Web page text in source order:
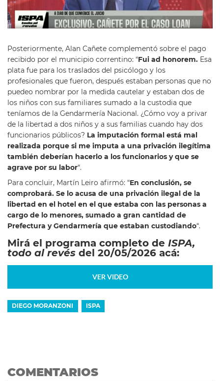
Posteriormente, Alan Cañete complementó sobre el pago
recibido por el municipio correntino: “Fui ad honorem. Esa
plata fue para los traslados del psicólogo y los
profesionales que fueron, después estaban personas que no
puedeo nombrar por la medida cautelar y estaban dos de
los niños con sus familiares sumado a la custodia que
teníamos de la Gendarmería Nacional. ¿Cómo voy a privar
de la libertad a dos niños y a sus familias cuando hay dos
funcionarios públicos? La imputación formal está mal
realizada porque si me imputa a una privación ilegítima
también deberían hacerlo a los funcionarios y que se
agrave por su labor“.
Para concluir, Martín Leiro afirmó: “En conclusión, se
comprobará. Se lo acusa de una privación ilegal de la
libertad en el hotel en el que estaba con las personas a
cargo de lo menores, sumado a gran cantidad de
Prefectura y Gendarmería que estaban custodiando“.
Mirá el programa completo de ISPA,
todo al revés del 20/05/2026 acá:
VER VIDEO
DIEGO MORANZONI ISPA
COMENTARIOS